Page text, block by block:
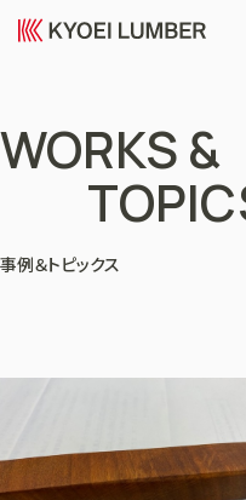
WORKS &
事例＆トピックス